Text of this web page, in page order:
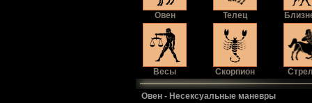
Овен Телец
Весы Скорпион
Овен - Несексуальные маневpы